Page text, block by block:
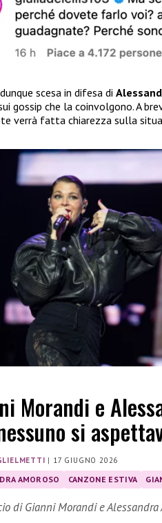
scesa in difesa di
gossip che la coinvolgono. A
verrà fatta chiarezza sulla
Morandi e
si
| 17 GIUGNO 2026
AMOROSO CANZONE ESTIVA
di Gianni Morandi e